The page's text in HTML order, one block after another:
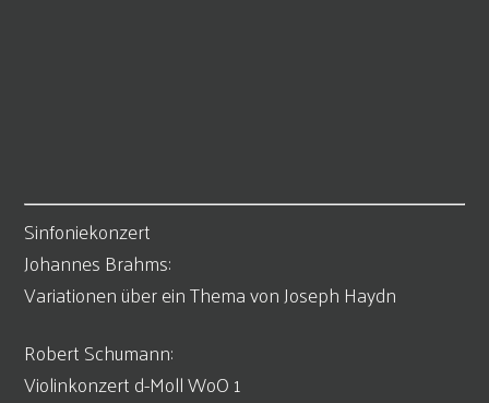
Sinfoniekonzert
Johannes Brahms:
Variationen über ein Thema von Joseph Haydn
Robert Schumann:
Violinkonzert d-Moll WoO 1